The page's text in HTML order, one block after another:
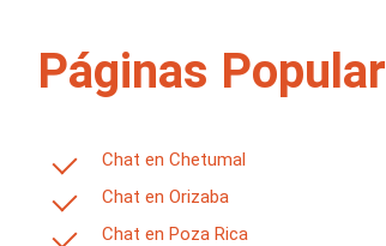
Páginas
Chat en Chetumal
Chat en Orizaba
Chat en Poza Rica